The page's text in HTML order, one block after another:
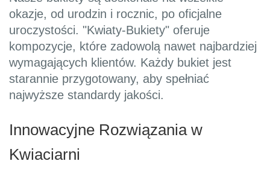
okazje, od urodzin i rocznic, po oficjalne
uroczystości. "Kwiaty-Bukiety" oferuje
kompozycje, które zadowolą nawet najbardziej
wymagających klientów. Każdy bukiet jest
starannie przygotowany, aby spełniać
najwyższe standardy jakości.
Innowacyjne Rozwiązania w
Kwiaciarni